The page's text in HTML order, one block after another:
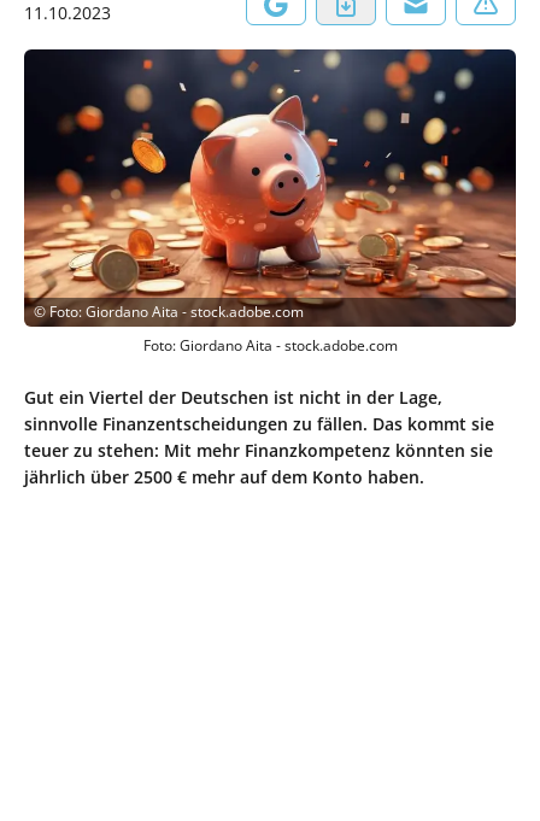
11.10.2023
©Foto: Giordano Aita - stock.adobe.com
Foto: Giordano Aita - stock.adobe.com
Gut ein Viertel der Deutschen ist nicht in der Lage,
sinnvolle Finanzentscheidungen zu fällen. Das kommt sie
teuer zu stehen: Mit mehr Finanzkompetenz könnten sie
jährlich über 2500 € mehr auf dem Konto haben.